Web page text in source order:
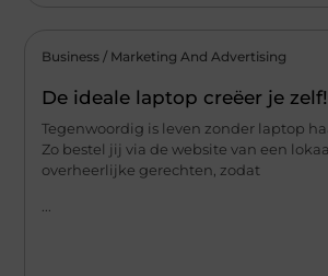
Business / Marketing And Advertising
De ideale laptop creëer je zelf!
Tegenwoordig is leven zonder laptop
Zo bestel jij via de website van een
overheerlijke gerechten, zodat
...